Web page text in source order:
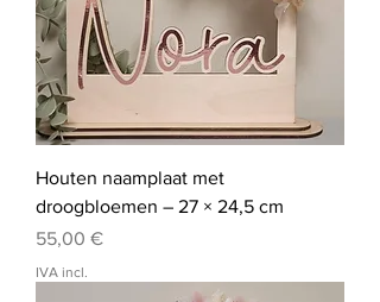
Houten naamplaat met
droogbloemen – 27 × 24,5 cm
Preço
55,00 €
IVA incl.